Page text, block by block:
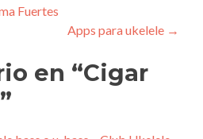
Fuertes
Apps para ukelele →
en “Cigar
”